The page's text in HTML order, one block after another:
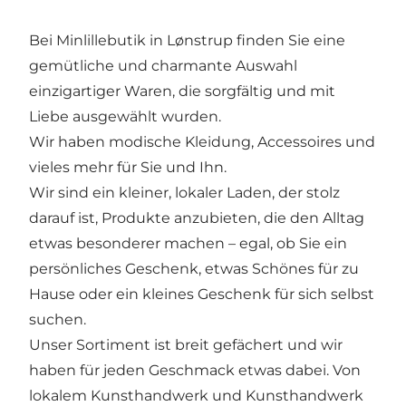
Bei Minlillebutik in Lønstrup finden Sie eine
gemütliche und charmante Auswahl
einzigartiger Waren, die sorgfältig und mit
Liebe ausgewählt wurden.
Wir haben modische Kleidung, Accessoires und
vieles mehr für Sie und Ihn.
Wir sind ein kleiner, lokaler Laden, der stolz
darauf ist, Produkte anzubieten, die den Alltag
etwas besonderer machen – egal, ob Sie ein
persönliches Geschenk, etwas Schönes für zu
Hause oder ein kleines Geschenk für sich selbst
suchen.
Unser Sortiment ist breit gefächert und wir
haben für jeden Geschmack etwas dabei. Von
lokalem Kunsthandwerk und Kunsthandwerk